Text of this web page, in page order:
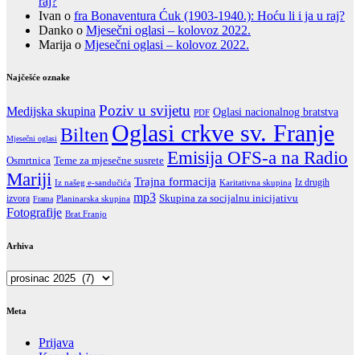
Ivan o fra Bonaventura Ćuk (1903-1940.): Hoću li i ja u raj?
Danko o Mjesečni oglasi – kolovoz 2022.
Marija o Mjesečni oglasi – kolovoz 2022.
Najčešće oznake
Medijska skupina Poziv u svijetu PDF Oglasi nacionalnog bratstva
Mjesečni oglasi Bilten Oglasi crkve sv. Franje
Osmrtnica Teme za mjesečne susrete Emisija OFS-a na Radio
Mariji Iz našeg e-sandučića Trajna formacija Karitativna skupina Iz drugih
izvora Frama Planinarska skupina mp3 Skupina za socijalnu inicijativu
Fotografije Brat Franjo
Arhiva
Arhiva
Meta
Prijava